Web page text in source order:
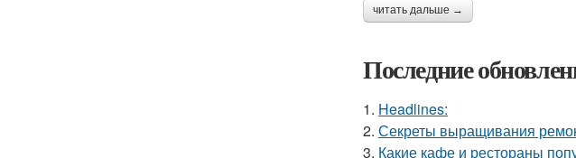
читать дальше →
Последние
1. Headlines:
2. Секреты выращивания
3. Какие кафе и рестораны